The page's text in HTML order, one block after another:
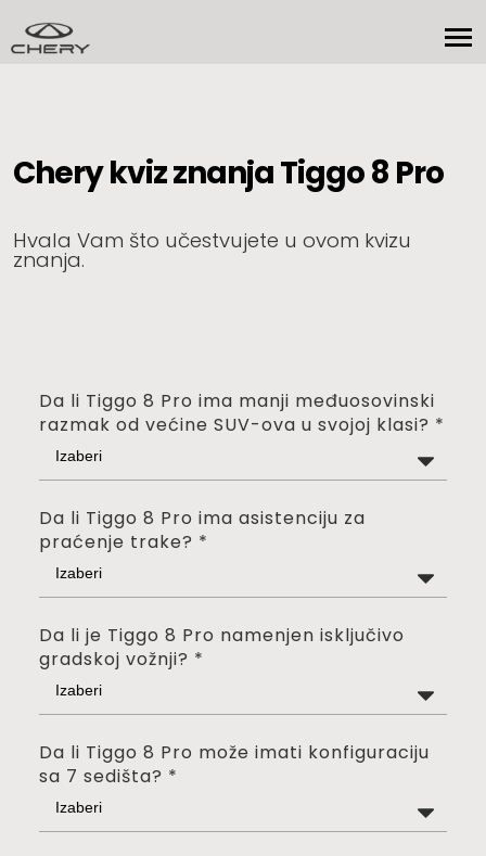
Chery kviz znanja Tiggo 8 Pro
Hvala Vam što učestvujete u ovom kvizu
znanja.
Da li Tiggo 8 Pro ima manji međuosovinski
razmak od većine SUV-ova u svojoj klasi? *
Izaberi
Da li Tiggo 8 Pro ima asistenciju za
praćenje trake? *
Izaberi
Da li je Tiggo 8 Pro namenjen isključivo
gradskoj vožnji? *
Izaberi
Da li Tiggo 8 Pro može imati konfiguraciju
sa 7 sedišta? *
Izaberi